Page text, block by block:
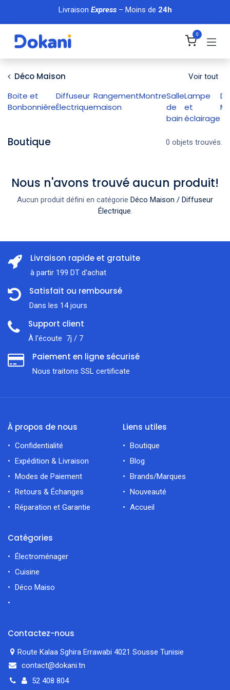
Se rendre au contenu
Livraison Express– Moins de 24h
0
Déco Maison Voir tout
Boite et
Bonbonnière
Diffuseur
Électrique
Rangement
maison
MontreSalle
de
bain
Lampe
et
éclairage
Boutique 0 objets trouvés.
Nous n'avons trouvé aucun produit!
Aucun produit défini en catégorie Déco Maison / Diffuseur
Électrique.
Livraison rapide et gratuite
à partir 199 DT d'achat
Satisfait ou remboursé
Dans les 14 jours
Support client
À l'écoute 7j / 7
Paiement en ligne sécurisé
Nous traitons SSL сertificate
À propos de nous
Confidentialité
Expédition & Livraison
Modes de Paiement
Retours & Échanges
Réparation et Garantie
Liens utiles
Boutique
Blog
Brands/Marques
Nouveauté
Accueil
Catégories
Électroménager
Cuisine
Déco Maiso
Contactez-nous
Route Kalaa Sghira Errawabi 4021 Sousse Tunisie
contact@dokani.tn
52 408 804